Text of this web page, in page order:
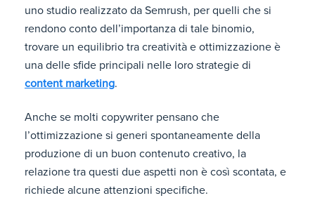
uno studio realizzato da Semrush, per quelli che si
rendono conto dell’importanza di tale binomio,
trovare un equilibrio tra creatività e ottimizzazione è
una delle sfide principali nelle loro strategie di
content marketing.
Anche se molti copywriter pensano che
l’ottimizzazione si generi spontaneamente della
produzione di un buon contenuto creativo, la
relazione tra questi due aspetti non è così scontata, e
richiede alcune attenzioni specifiche.